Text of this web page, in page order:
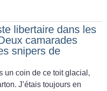
libertaire dans les
camarades
snipers de
un coin de ce toit glacial,
J’étais toujours en